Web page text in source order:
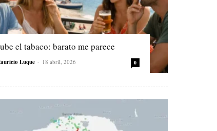
el tabaco: barato me parece
Luque - 18 abril, 2026 0